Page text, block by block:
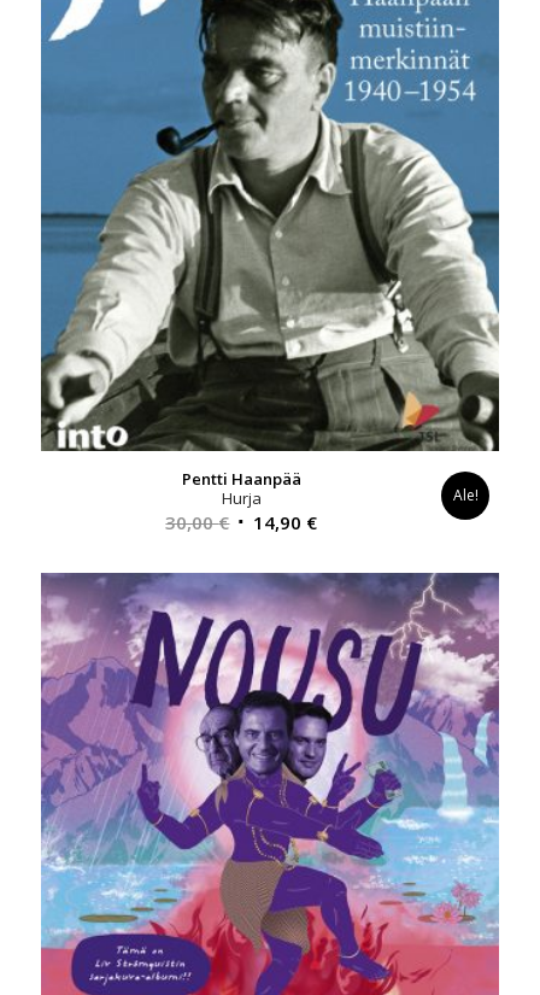
Pentti Haanpää
Hurja
30,00€ Alkuperäinen
oli:
30,00 €.
14,90 €Nykyinen
on:
14,90 €.
Ale!